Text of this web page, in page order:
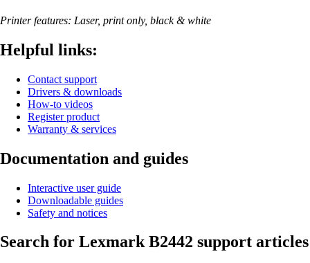
Printer features: Laser, print only, black & white
Helpful links:
Contact support
Drivers & downloads
How-to videos
Register product
Warranty & services
Documentation and guides
Interactive user guide
Downloadable guides
Safety and notices
Search for Lexmark B2442 support articles